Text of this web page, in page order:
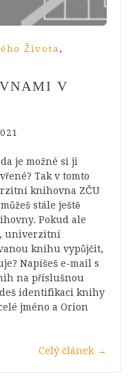
Života ,
V
je možné si ji
Tak v tomto
knihovna ZČU
stále ještě
Pokud ale
univerzitní
knihu vypůjčit,
Napíšeš e-mail s
na příslušnou
identifikaci knihy
jméno a Orion
Celý článek →